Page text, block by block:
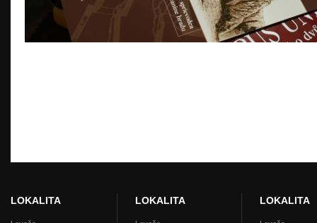
LOKALITA LOKALITA LOKALITA